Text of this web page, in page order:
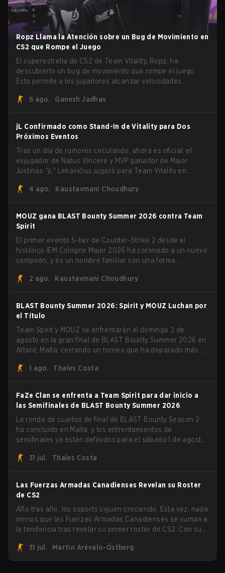
Ropz Llama la Atención sobre un Bug de Movimiento en
CS2 que Rompe el Juego
El superestrella de CS2 de Team Vitality, Ropz, ha
descubierto un bug de movimiento que rompe el juego.
Esto permite a los jugadores alcanzar velocidades
6 ago.
Ganesh Jadhav
jL Confirmado como Stand-In de Vitality para Dos
Próximos Eventos
Tras un día de rumores circulando, ahora es oficial: el
exjugador de Natus Vincere y MVP ganador de Major
Justinas "jL" Lekavičius jugará para Team Vitality en
lituano dio la noticia él mismo en stream, bromeando:
burlándose del head coach de Vitality Rémy "XTQZZZ"
Quoniam en el proceso.
4 ago. Kaustavmani Choudhury
MOUZ gana BLAST Bounty Summer 2026 contra Team
Spirit
El primer evento S-tier de Counter-Strike 2 desde el
histórico IEM Cologne Major 2026 ha coronado a un nuevo
campeón, y es un nombre familiar con una forma
roster y cambios de roles, arrolló a Team Spirit en una
2 ago. Kaustavmani Choudhury
BLAST Bounty Summer 2026: Spirit y MOUZ Luchan por
el Título
Team Spirit y MOUZ se enfrentarán el domingo 2 de
agosto en la gran final de BLAST Bounty Summer 2026 en
Attard, Malta, cerrando un torneo que ha deparado más de
1 ago.
Thales Costa
FaZe Clan se enfrenta a Team Spirit para dar inicio a
las Semifinales de BLAST Bounty Summer 2026
La ronda de cuartos de final de BLAST Bounty Season 2
ha concluido en Malta, y los enfrentamientos de
semifinales ya están definidos para el sábado 1 de agosto.
sobrevivientes que aún luchan por el trofeo, mientras que
31 jul. Thales Costa
Las Fuerzas Armadas Canadienses Revelan su Roster
de CS2
Año tras año, los esports siguen creciendo. Esta vez, nada
menos que las Fuerzas Armadas Canadienses se suman a
la tendencia tras revelar su primer roster de CS2. Con su
unirá ahora a una competencia de CS para personal
militar destinada a expandir el alcance de los esports.
31 jul. Martin Arévalo-Östberg